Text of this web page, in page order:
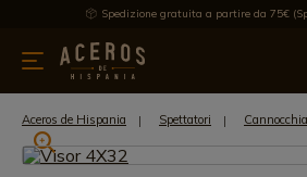
Spedizione gratuita a partire da 75€
cucina Offre Ultime notizie
Aceros de Hispania Spettatori